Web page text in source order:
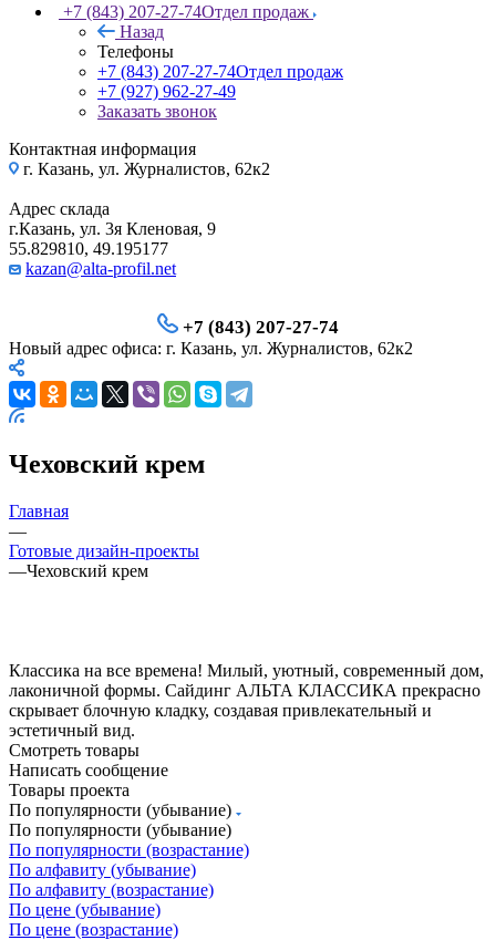
+7 (843) 207-27-74Отдел продаж
Назад
Телефоны
+7 (843) 207-27-74Отдел продаж
+7 (927) 962-27-49
Заказать звонок
Контактная информация
г. Казань, ул. Журналистов, 62к2
Адрес склада
г.Казань, ул. 3я Кленовая, 9
55.829810, 49.195177
kazan@alta-profil.net
+7 (843) 207-27-74
Новый адрес офиса: г. Казань, ул. Журналистов, 62к2
Чеховский крем
Главная
—
Готовые дизайн-проекты
—Чеховский крем
Классика на все времена! Милый, уютный, современный дом,
лаконичной формы. Сайдинг АЛЬТА КЛАССИКА прекрасно
скрывает блочную кладку, создавая привлекательный и
эстетичный вид.
Смотреть товары
Написать сообщение
Товары проекта
По популярности (убывание)
По популярности (убывание)
По популярности (возрастание)
По алфавиту (убывание)
По алфавиту (возрастание)
По цене (убывание)
По цене (возрастание)